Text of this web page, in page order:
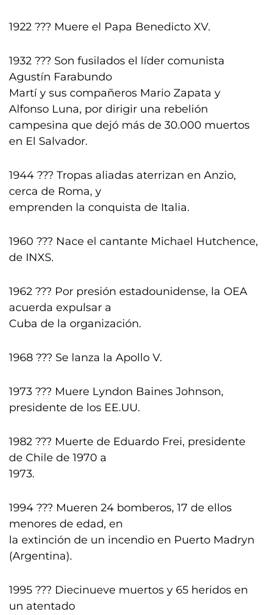
1922 ??? Muere el Papa Benedicto XV.
1932 ??? Son fusilados el líder comunista
Agustín Farabundo
Martí y sus compañeros Mario Zapata y
Alfonso Luna, por dirigir una rebelión
campesina que dejó más de 30.000 muertos
en El Salvador.
1944 ??? Tropas aliadas aterrizan en Anzio,
cerca de Roma, y
emprenden la conquista de Italia.
1960 ??? Nace el cantante Michael Hutchence,
de INXS.
1962 ??? Por presión estadounidense, la OEA
acuerda expulsar a
Cuba de la organización.
1968 ??? Se lanza la Apollo V.
1973 ??? Muere Lyndon Baines Johnson,
presidente de los EE.UU.
1982 ??? Muerte de Eduardo Frei, presidente
de Chile de 1970 a
1973.
1994 ??? Mueren 24 bomberos, 17 de ellos
menores de edad, en
la extinción de un incendio en Puerto Madryn
(Argentina).
1995 ??? Diecinueve muertos y 65 heridos en
un atentado